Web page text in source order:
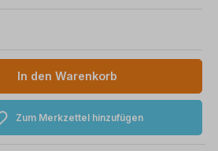
gewünschten Wert
In den Warenkorb
Zum Merkzettel hinzufügen